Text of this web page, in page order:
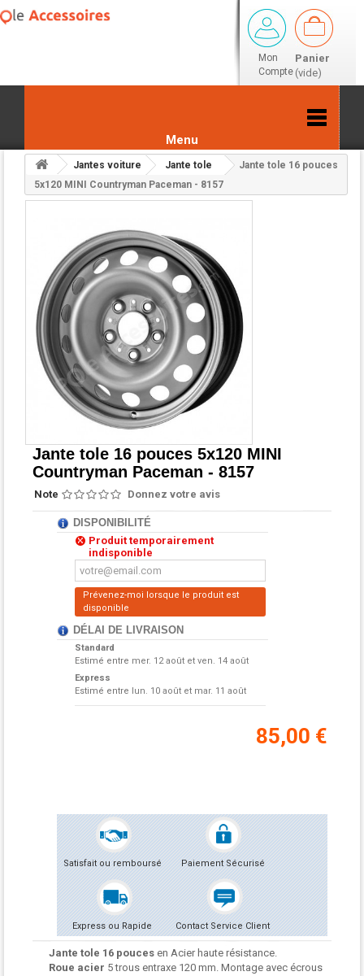
Mon
Compte
Panier
(vide)
Menu
Jantes voiture Jante tole
Jante tole 16 pouces
5x120 MINI Countryman Paceman - 8157
Jante tole 16 pouces 5x120 MINI
Countryman Paceman - 8157
Note Donnez votre avis
DISPONIBILITÉ
Produit temporairement
indisponible
Prévenez-moi lorsque le produit est
disponible
DÉLAI DE LIVRAISON
Standard
Estimé entre mer. 12 août et ven. 14 août
Express
Estimé entre lun. 10 août et mar. 11 août
85,00 €
Satisfait ou remboursé Paiement Sécurisé
Express ou Rapide Contact Service Client
Jante tole 16 pouces en Acier haute résistance.
Roue acier 5 trous entraxe 120 mm. Montage avec écrous